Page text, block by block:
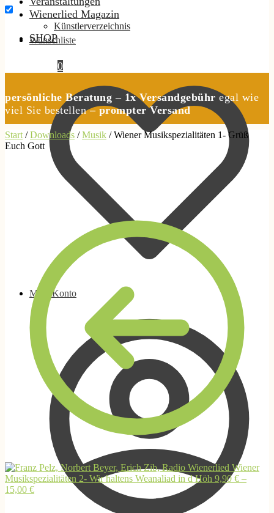
Suche im Inhalt
Wunschliste
Mein Konto
Wienerlied Magazin
Künstlerverzeichnis
SHOP
0
persönliche Beratung – 1x Versandgebühr egal wie
viel Sie bestellen– prompter Versand
Start /Downloads /Musik /Wiener Musikspezialitäten 1- Grüß
Euch Gott
Wiener
Musikspezialitäten 2- Wir haltens Weanaliad in d Höh 9,90€ –
15,00 €